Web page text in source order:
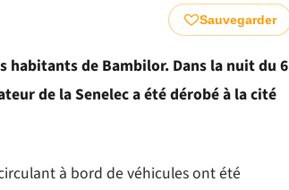
Sauvegarder
de Bambilor. Dans la nuit du 6
de la Senelec a été dérobé à la cité
à bord de véhicules ont été